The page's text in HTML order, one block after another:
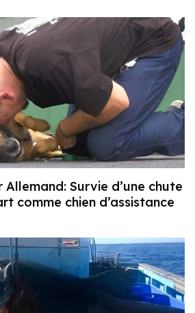
Survie d’une chute
comme chien d’assistance